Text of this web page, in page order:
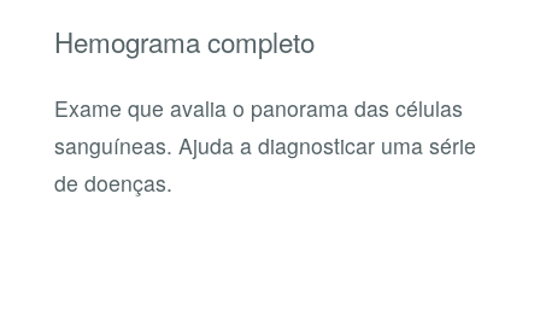
Hemograma completo
Exame que avalia o panorama das células
sanguíneas. Ajuda a diagnosticar uma série
de doenças.